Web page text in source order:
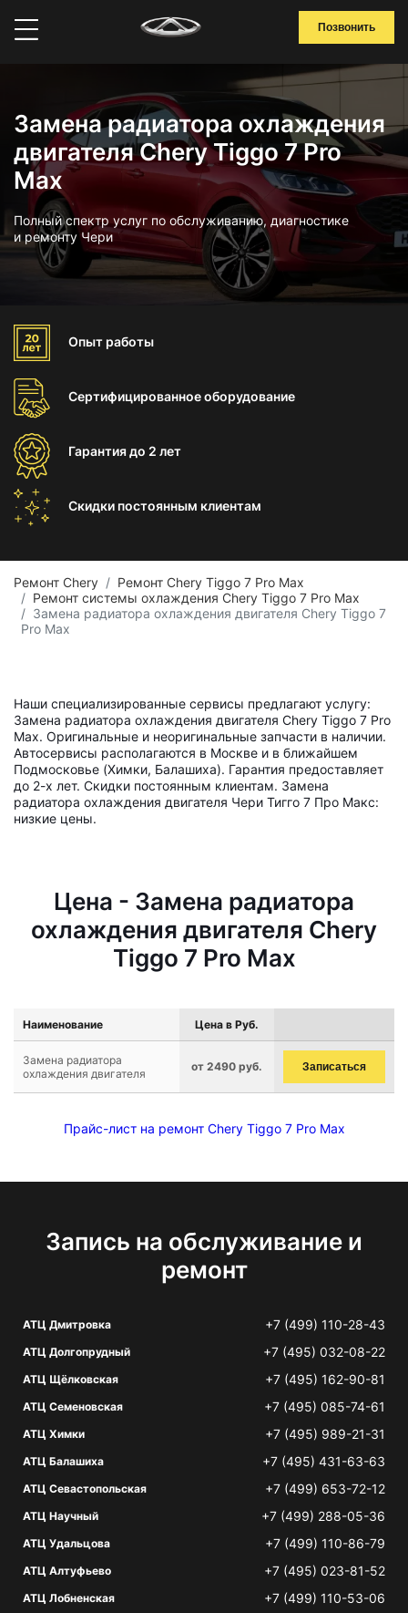
Позвонить
Замена радиатора охлаждения
двигателя Chery Tiggo 7 Pro
Max
Полный спектр услуг по обслуживанию, диагностике
и ремонту Чери
Опыт работы
Сертифицированноеоборудование
Гарантиядо 2 лет
Скидки постоянным клиентам
Ремонт Chery
Ремонт Chery Tiggo 7 Pro Max
Ремонт системы охлаждения Chery Tiggo 7 Pro Max
Замена радиатора охлаждения двигателя Chery Tiggo 7
Pro Max
Наши специализированные сервисы предлагают услугу:
Замена радиатора охлаждения двигателя Chery Tiggo 7 Pro
Max. Оригинальные и неоригинальные запчасти в наличии.
Автосервисы располагаются в Москве и в ближайшем
Подмосковье (Химки, Балашиха). Гарантия предоставляет
до 2-х лет. Скидки постоянным клиентам. Замена
радиатора охлаждения двигателя Чери Тигго 7 Про Макс:
низкие цены.
Цена - Замена радиатора
охлаждения двигателя Chery
Tiggo 7 Pro Max
Наименование Цена в Руб.
Замена радиатора
охлаждения двигателя
от 2490 руб. Записаться
Прайс-лист на ремонт Chery Tiggo 7 Pro Max
Запись на обслуживание и
ремонт
АТЦ Дмитровка +7 (499) 110-28-43
АТЦ Долгопрудный +7 (495) 032-08-22
АТЦ Щёлковская +7 (495) 162-90-81
АТЦ Семеновская +7 (495) 085-74-61
АТЦ Химки +7 (495) 989-21-31
АТЦ Балашиха +7 (495) 431-63-63
АТЦ Севастопольская +7 (499) 653-72-12
АТЦ Научный +7 (499) 288-05-36
АТЦ Удальцова +7 (499) 110-86-79
АТЦ Алтуфьево +7 (495) 023-81-52
АТЦ Лобненская +7 (499) 110-53-06